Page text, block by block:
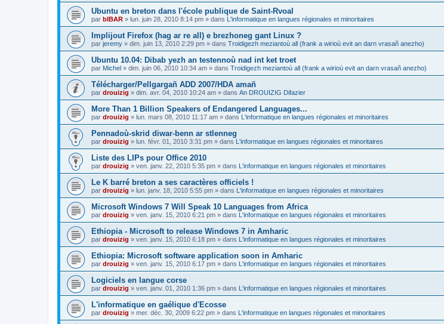
Ubuntu en breton dans l'école publique de Saint-Rvoal
par bIBAR » lun. juin 28, 2010 8:14 pm » dans L'informatique en langues régionales et minoritaires
Implijout Firefox (hag ar re all) e brezhoneg gant Linux ?
par jeremy » dim. juin 13, 2010 2:29 pm » dans Troidigezh meziantoù all (frank a wirioù evit an darn vrasañ anezho)
Ubuntu 10.04: Dibab yezh an testennoù nad int ket troet
par Michel » dim. juin 06, 2010 10:34 am » dans Troidigezh meziantoù all (frank a wirioù evit an darn vrasañ anezho)
Télécharger/Pellgargañ ADD 2007/HDA amañ
par drouizig » dim. avr. 04, 2010 10:24 am » dans An DROUIZIG Difazier
More Than 1 Billion Speakers of Endangered Languages...
par drouizig » lun. mars 08, 2010 11:17 am » dans L'informatique en langues régionales et minoritaires
Pennadoù-skrid diwar-benn ar stlenneg
par drouizig » lun. févr. 01, 2010 3:31 pm » dans L'informatique en langues régionales et minoritaires
Liste des LIPs pour Office 2010
par drouizig » ven. janv. 22, 2010 5:35 pm » dans L'informatique en langues régionales et minoritaires
Le K barré breton a ses caractères officiels !
par drouizig » lun. janv. 18, 2010 5:55 pm » dans L'informatique en langues régionales et minoritaires
Microsoft Windows 7 Will Speak 10 Languages from Africa
par drouizig » ven. janv. 15, 2010 6:21 pm » dans L'informatique en langues régionales et minoritaires
Ethiopia - Microsoft to release Windows 7 in Amharic
par drouizig » ven. janv. 15, 2010 6:18 pm » dans L'informatique en langues régionales et minoritaires
Ethiopia: Microsoft software application soon in Amharic
par drouizig » ven. janv. 15, 2010 6:17 pm » dans L'informatique en langues régionales et minoritaires
Logiciels en langue corse
par drouizig » ven. janv. 01, 2010 1:36 pm » dans L'informatique en langues régionales et minoritaires
L'informatique en gaélique d'Ecosse
par drouizig » mer. déc. 30, 2009 6:22 pm » dans L'informatique en langues régionales et minoritaires